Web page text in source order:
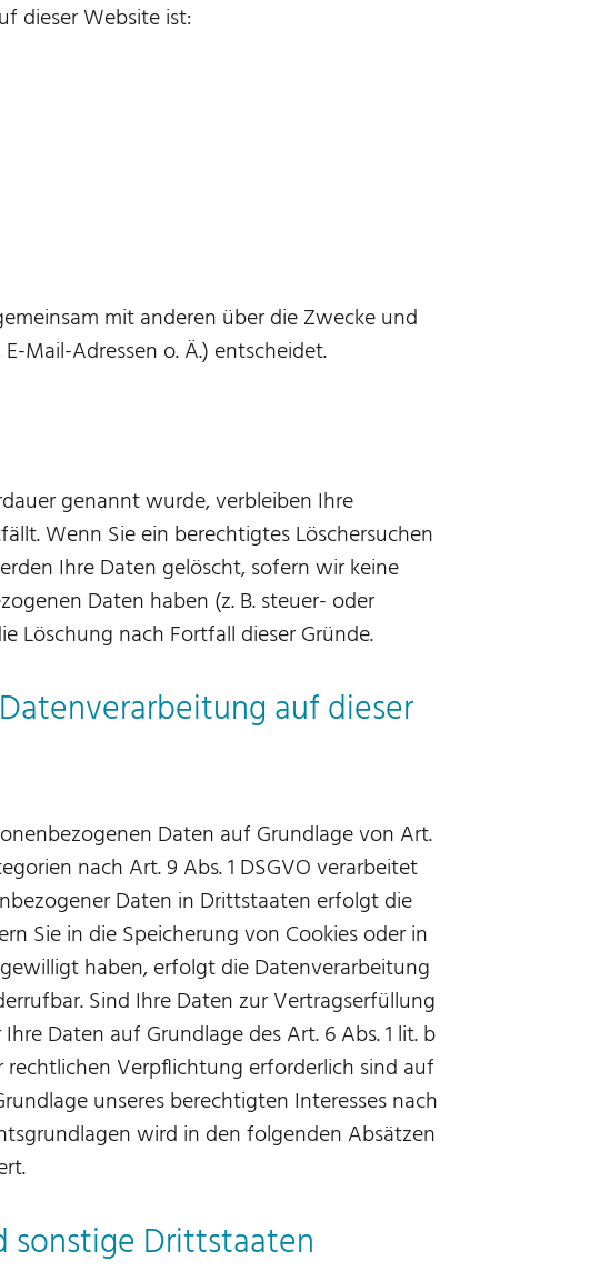
dieser Website ist:
mit anderen über die Zwecke und
Mail-Adressen o. Ä.) entscheidet.
genannt wurde, verbleiben Ihre
Wenn Sie ein berechtigtes Löschersuchen
Ihre Daten gelöscht, sofern wir keine
Daten haben (z. B. steuer- oder
Löschung nach Fortfall dieser Gründe.
auf dieser
Daten auf Grundlage von Art.
nach Art. 9 Abs. 1 DSGVO verarbeitet
Daten in Drittstaaten erfolgt die
Sie in die Speicherung von Cookies oder in
haben, erfolgt die Datenverarbeitung
Sind Ihre Daten zur Vertragserfüllung
Daten auf Grundlage des Art. 6 Abs. 1 lit. b
rechtlichen Verpflichtung erforderlich sind auf
unseres berechtigten Interesses nach
wird in den folgenden Absätzen
sonstige Drittstaaten